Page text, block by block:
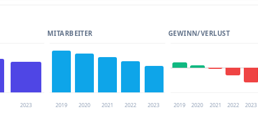
2023
MITARBEITER
2019 2020 2021 2022 2023
GEWINN/VERLUST
2019 2020 2021 2022 2023